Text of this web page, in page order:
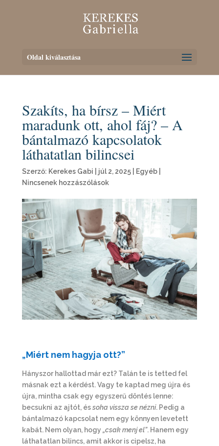
Oldal kiválasztása
Szakíts, ha bírsz – Miért
maradunk ott, ahol fáj? – A
bántalmazó kapcsolatok
láthatatlan bilincsei
Szerző: Kerekes Gabi júl 2, 2025| Egyéb|
Nincsenek hozzászólások
„Miért nem hagyja ott?”
Hányszor hallottad már ezt? Talán te is tetted fel
másnak ezt a kérdést. Vagy te kaptad meg újra és
újra, mintha csak egy egyszerű döntés lenne:
becsukni az ajtót, éssoha vissza se nézni. Pedig a
bántalmazó kapcsolat nem egy könnyen levetett
kabát. Nem olyan, hogy „csak menj el”. Hanem egy
láthatatlan bilincs, amit akkor is cipelsz, ha